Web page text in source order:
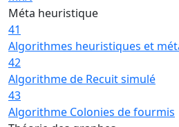
Méta heuristique
41
Algorithmes heuristiques et
42
Algorithme de Recuit simulé
43
Algorithme Colonies de fourmis